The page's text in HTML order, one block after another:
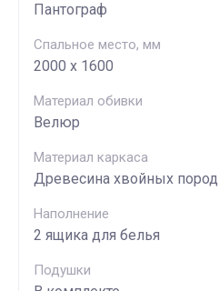
Пантограф
Спальное место, мм
2000 х 1600
Материал обивки
Велюр
Материал каркаса
Древесина хвойных пород
Наполнение
2 ящика для белья
Подушки